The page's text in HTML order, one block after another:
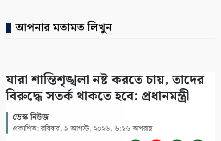
আপনার মতামত লিখুন
যারা শান্তিশৃঙ্খলা নষ্ট করতে চায়, তাদের
বিরুদ্ধে সতর্ক থাকতে হবে: প্রধানমন্ত্রী
ডেস্ক নিউজ
প্রকাশিত: রবিবার, ৯ আগস্ট, ২০২৬, ৬:১৬ অপরাহ্ণ